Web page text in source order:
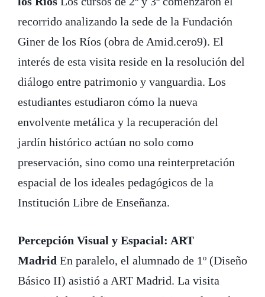
recorrido analizando la sede de la Fundación
Giner de los Ríos (obra de Amid.cero9). El
interés de esta visita reside en la resolución del
diálogo entre patrimonio y vanguardia. Los
estudiantes estudiaron cómo la nueva
envolvente metálica y la recuperación del
jardín histórico actúan no solo como
preservación, sino como una reinterpretación
espacial de los ideales pedagógicos de la
Institución Libre de Enseñanza.
Percepción Visual y Espacial: ART
Madrid En paralelo, el alumnado de 1º (Diseño
Básico II) asistió a ART Madrid. La visita